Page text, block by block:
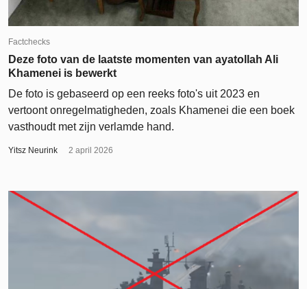
Factchecks
Deze foto van de laatste momenten van ayatollah Ali
Khamenei is bewerkt
De foto is gebaseerd op een reeks foto's uit 2023 en
vertoont onregelmatigheden, zoals Khamenei die een boek
vasthoudt met zijn verlamde hand.
Yitsz Neurink 2 april 2026